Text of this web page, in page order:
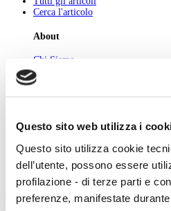
Questo sito web utilizza i
Questo sito utilizza cookie
dell’utente, possono essere
profilazione - di terze parti e
preferenze, manifestate
Cerca l'articolo
About
Chi Siamo
Pubblicità
Newsletter
Codice fiscale e numero d'iscrizione al Registro
powered by ZUMEDIA